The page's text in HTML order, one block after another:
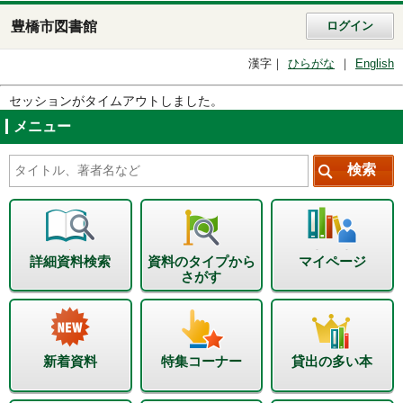
豊橋市図書館 ログイン
漢字 ひらがな English
セッションがタイムアウトしました。
メニュー
詳細資料検索
資料のタイプから
さがす
マイページ
新着資料 特集コーナー 貸出の多い本